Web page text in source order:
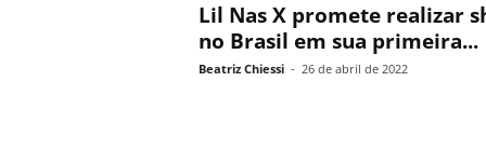
Lil Nas X promete realizar
no Brasil em sua primeira...
Beatriz Chiessi - 26 de abril de 2022